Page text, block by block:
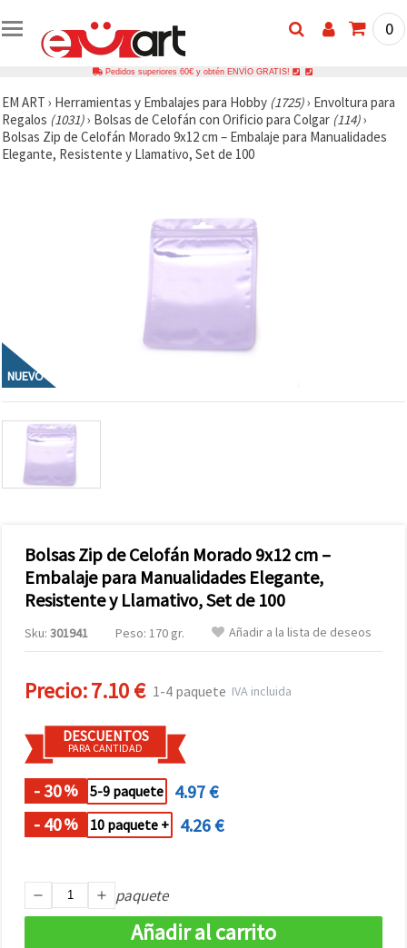
0
Pedidos superiores 60€ y obtén ENVÍO GRATIS!
EM ART › Herramientas y Embalajes para Hobby (1725)› Envoltura para
Regalos (1031)› Bolsas de Celofán con Orificio para Colgar (114)›
Bolsas Zip de Celofán Morado 9x12 cm – Embalaje para Manualidades
Elegante, Resistente y Llamativo, Set de 100
NUEVO
Bolsas Zip de Celofán Morado 9x12 cm –
Embalaje para Manualidades Elegante,
Resistente y Llamativo, Set de 100
Sku: 301941 Peso: 170 gr. Añadir a la lista de deseos
Precio:7.10 € 1-4 paquete IVA incluida
DESCUENTOS
PARA CANTIDAD
- 30% 5-9 paquete
4.97 €
- 40% 10 paquete + 4.26 €
paquete
Añadir al carrito